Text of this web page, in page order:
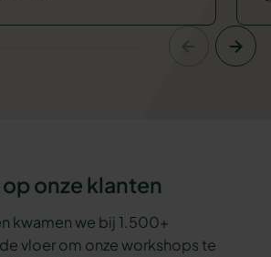
onze klanten
kwamen we bij 1.500+
vloer om onze workshops te